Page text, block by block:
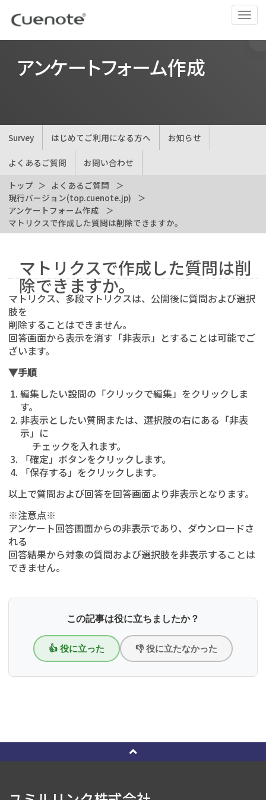
ナ
ビ
ゲ
切
アンケートフォーム作成
Survey はじめてご利用になる方へ お知らせ
よくあるご質問
お問い合わせ
トップ
よくあるご質問
現行バージョン(top.cuenote.jp)
アンケートフォーム作成
マトリクスで作成した質問は削除できますか。
マトリクスで作成した質問は削
除できますか。
マトリクス、多段マトリクスは、公開後に質問および選択
肢を
削除することはできません。
回答画面から表示を消す「非表示」とすることは可能でご
ざいます。
▼手順
編集したい設問の「クリックで編集」をクリックしま
す。
非表示としたい質問または、選択肢の右にある「非表
示」に
チェックを入れます。
「確定」ボタンをクリックします。
「保存する」をクリックします。
以上で質問および回答を回答画面より非表示となります。
※注意点※
アンケート回答画面からの非表示であり、ダウンロードさ
れる
回答結果から対象の質問および選択肢を非表示することは
できません。
この記事は役に立ちましたか？
👍 役に立った 👎 役に立たなかった